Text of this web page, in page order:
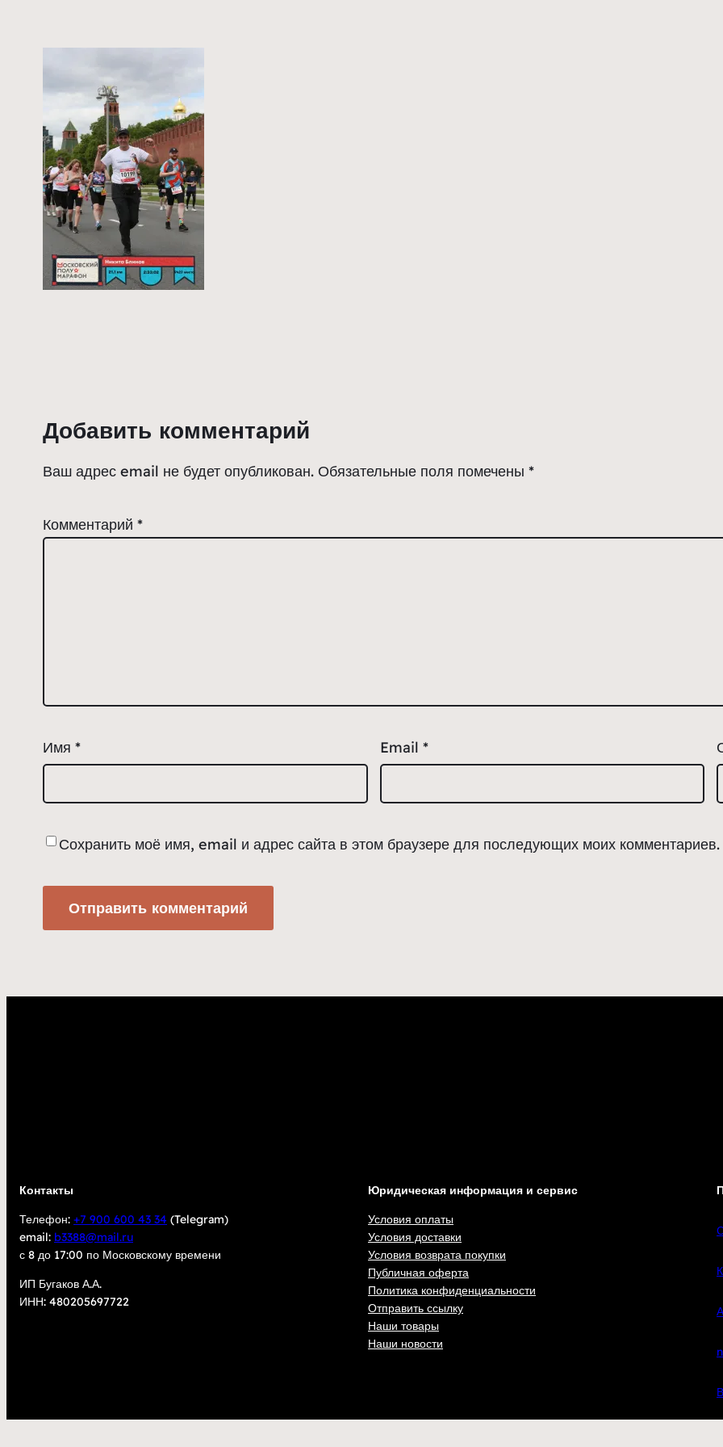
Добавить комментарий
Ваш адрес email не будет опубликован. Обязательные поля помечены *
Комментарий *
Имя * Email *
Сохранить моё имя, email и адрес сайта в этом браузере для последующих моих комментариев.
Контакты
Телефон: +7 900 600 43 34 (Telegram)
email: b3388@mail.ru
с 8 до 17:00 по Московскому времени
ИП Бугаков А.А.
ИНН: 480205697722
Юридическая информация и сервис
Условия оплаты
Условия доставки
Условия возврата покупки
Публичная оферта
Политика конфиденциальности
Отправить ссылку
Наши товары
Наши новости